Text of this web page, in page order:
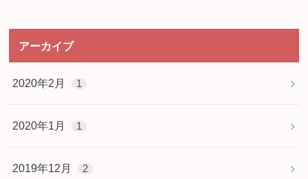
アーカイブ
2020年2月 1
2020年1月 1
2019年12月 2